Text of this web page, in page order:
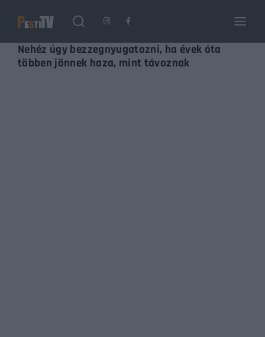
Nehéz úgy bezzegnyugatozni, ha évek óta
többen jönnek haza, mint távoznak
Login Register